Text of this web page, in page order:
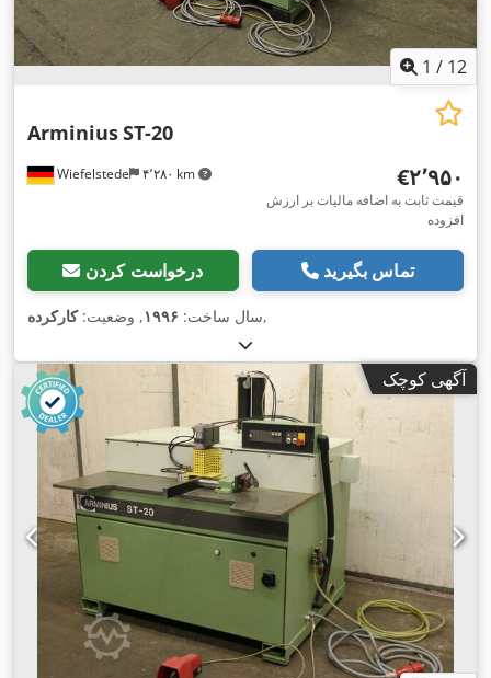
1 / 12
Wiefelstede ۴٬۲۸۰ km
ArminiusST-20
‎€۲٬۹۵۰
قیمت ثابت به اضافه مالیات بر ارزش
افزوده
درخواست کردن تماس بگیرید
سال ساخت: ۱۹۹۶, وضعیت:کارکرده ,
آگهی کوچک